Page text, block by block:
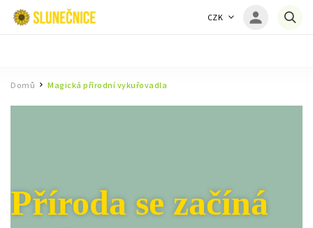
CZK
Domů / Magická přírodní vykuřovadla
Příroda se začíná